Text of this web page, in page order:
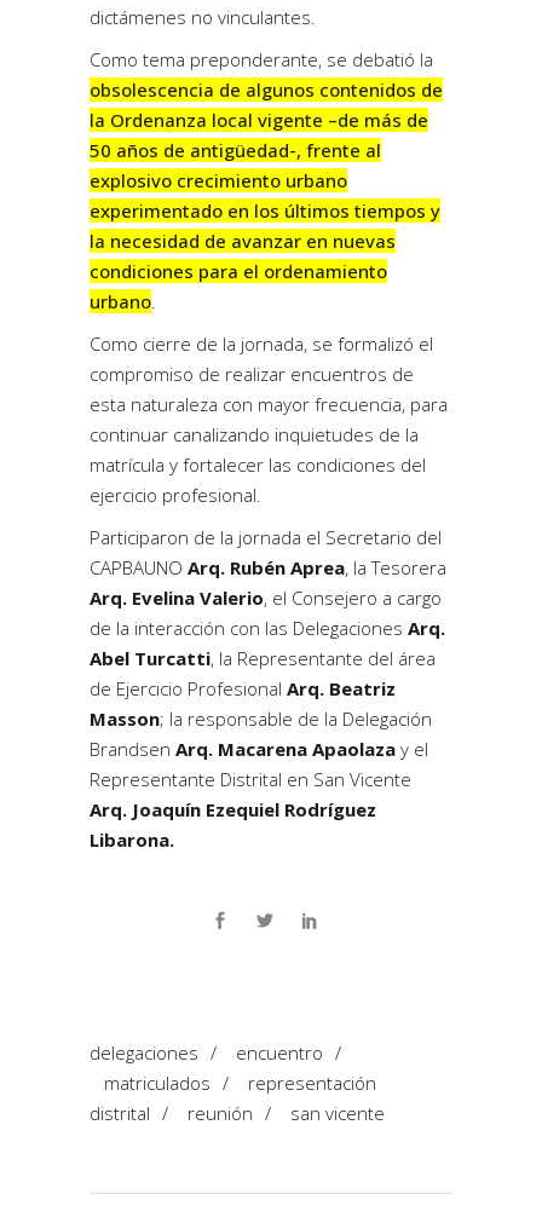
dictámenes no vinculantes.
Como tema preponderante, se debatió la
obsolescencia de algunos contenidos de
la Ordenanza local vigente –de más de
50 años de antigüedad-, frente al
explosivo crecimiento urbano
experimentado en los últimos tiempos y
la necesidad de avanzar en nuevas
condiciones para el ordenamiento
urbano
Como cierre de la jornada, se formalizó el
compromiso de realizar encuentros de
esta naturaleza con mayor frecuencia, para
continuar canalizando inquietudes de la
matrícula y fortalecer las condiciones del
ejercicio profesional.
Participaron de la jornada el Secretario del
CAPBAUNO Arq. Rubén Aprea, la Tesorera
Arq. Evelina Valerio, el Consejero a cargo
de la interacción con las Delegaciones Arq.
Abel Turcatti, la Representante del área
de Ejercicio Profesional Arq. Beatriz
Masson; la responsable de la Delegación
Brandsen Arq. Macarena Apaolaza y el
Representante Distrital en San Vicente
Arq. Joaquín Ezequiel Rodríguez
Libarona.
delegaciones / encuentro /
matriculados /
representación
distrital / reunión / san vicente